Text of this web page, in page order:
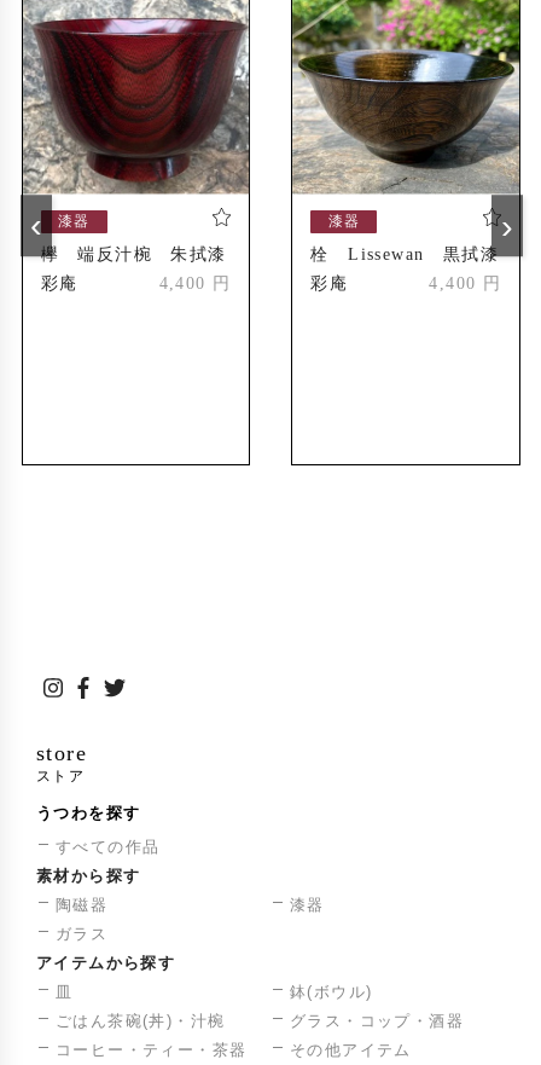
漆器
欅 端反汁椀 朱拭漆
彩庵
4,400 円
漆器
栓 Lissewan 黒拭漆
彩庵
4,400 円
‹ ›
store
ストア
うつわを探す
すべての作品
素材から探す
陶磁器
漆器
ガラス
アイテムから探す
皿
鉢(ボウル)
ごはん茶碗(丼)・汁椀
グラス・コップ・酒器
コーヒー・ティー・茶器
その他アイテム